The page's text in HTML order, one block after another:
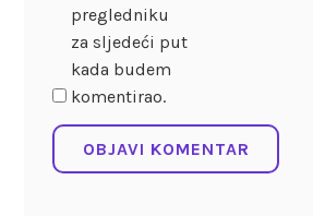
pregledniku
za sljedeći put
kada budem
komentirao.